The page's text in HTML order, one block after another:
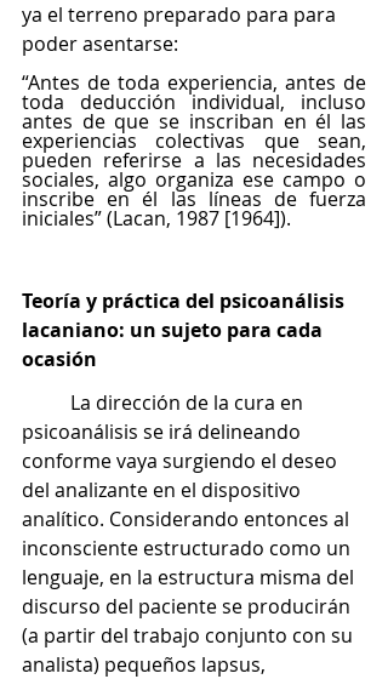
ya el terreno preparado para para
poder asentarse:
“Antes de toda experiencia, antes de
toda deducción individual, incluso
antes de que se inscriban en él las
experiencias colectivas que sean,
pueden referirse a las necesidades
sociales, algo organiza ese campo o
inscribe en él las líneas de fuerza
iniciales” (Lacan, 1987 [1964]).
Teoría y práctica del psicoanálisis
lacaniano: un sujeto para cada
ocasión
psicoanálisis se irá delineando
conforme vaya surgiendo el deseo
del analizante en el dispositivo
analítico. Considerando entonces al
inconsciente estructurado como un
lenguaje, en la estructura misma del
discurso del paciente se producirán
(a partir del trabajo conjunto con su
analista) pequeños lapsus,